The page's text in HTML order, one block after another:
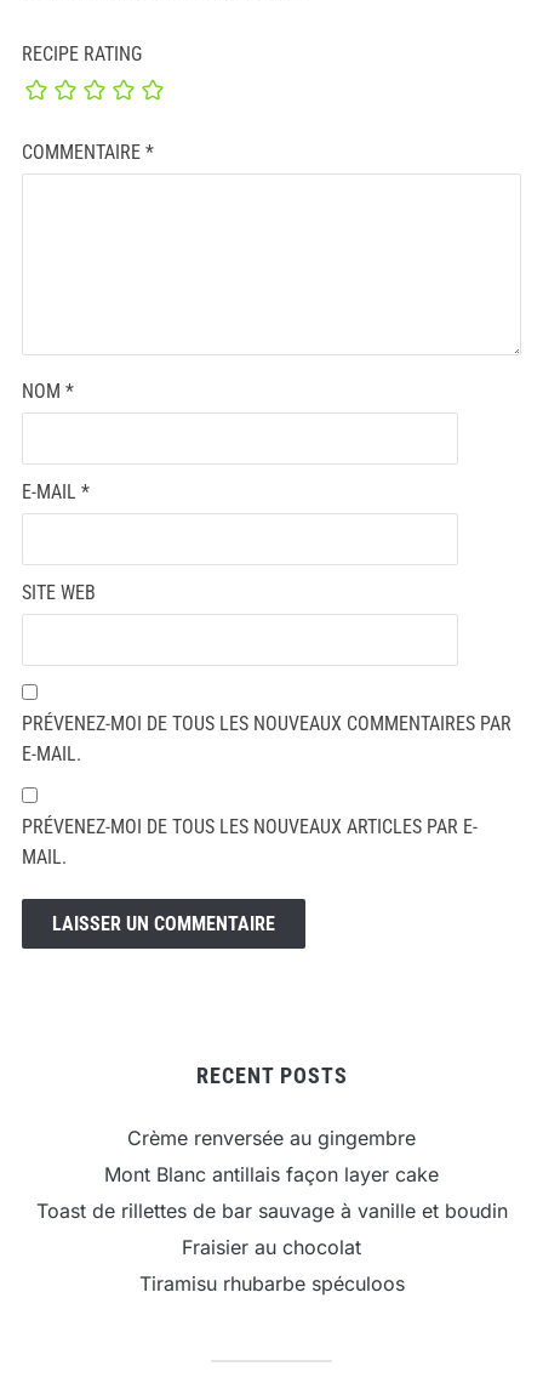
RECIPE RATING
COMMENTAIRE *
NOM *
E-MAIL *
SITE WEB
PRÉVENEZ-MOI DE TOUS LES NOUVEAUX COMMENTAIRES PAR
E-MAIL.
PRÉVENEZ-MOI DE TOUS LES NOUVEAUX ARTICLES PAR E-
MAIL.
RECENT POSTS
Crème renversée au gingembre
Mont Blanc antillais façon layer cake
Toast de rillettes de bar sauvage à vanille et boudin
Fraisier au chocolat
Tiramisu rhubarbe spéculoos